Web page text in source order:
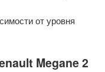
от уровня
Megane 2